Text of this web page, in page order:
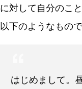
に対して自分のこ
以下のようなもので
はじめまして。